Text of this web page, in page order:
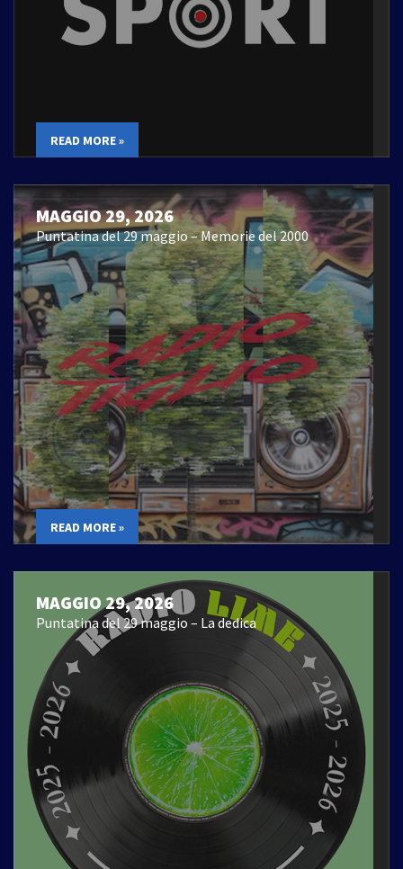
READ MORE »
MAGGIO 29, 2026
Puntatina del 29 maggio – Memorie del 2000
READ MORE »
MAGGIO 29, 2026
Puntatina del 29 maggio – La dedica